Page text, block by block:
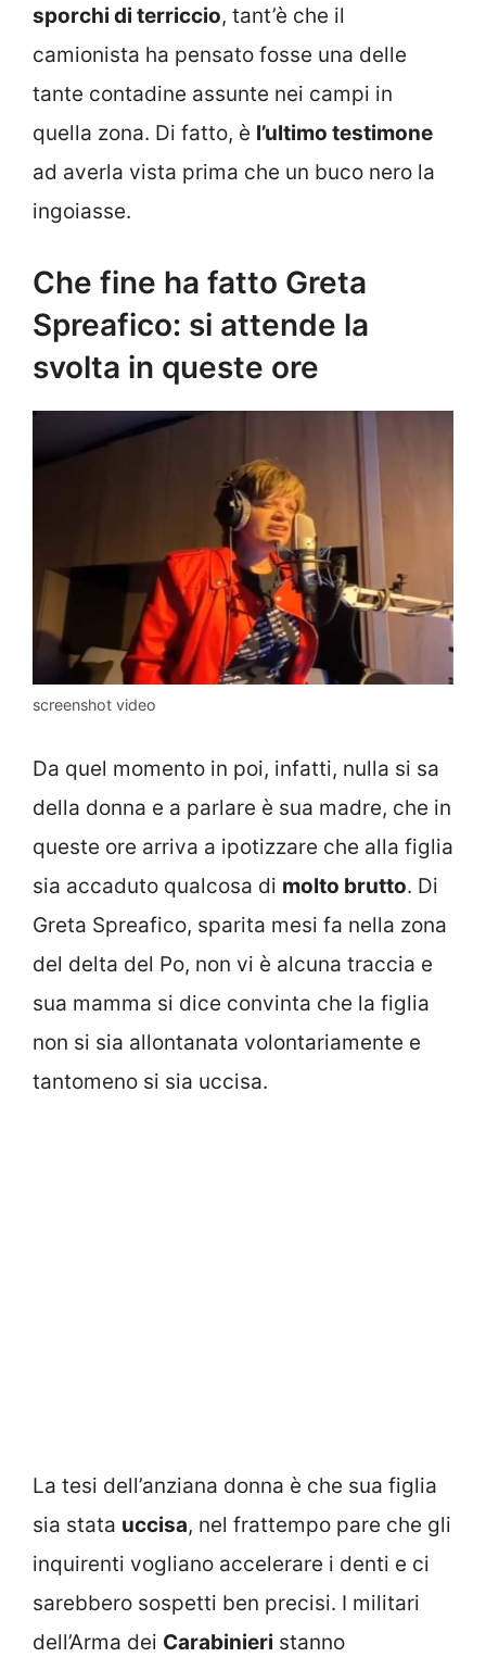
sporchi di terriccio, tant’è che il
camionista ha pensato fosse una delle
tante contadine assunte nei campi in
quella zona. Di fatto, è l’ultimo testimone
ad averla vista prima che un buco nero la
ingoiasse.
Che fine ha fatto Greta
Spreafico: si attende la
svolta in queste ore
screenshot video
Da quel momento in poi, infatti, nulla si sa
della donna e a parlare è sua madre, che in
queste ore arriva a ipotizzare che alla figlia
sia accaduto qualcosa di molto brutto. Di
Greta Spreafico, sparita mesi fa nella zona
del delta del Po, non vi è alcuna traccia e
sua mamma si dice convinta che la figlia
non si sia allontanata volontariamente e
tantomeno si sia uccisa.
La tesi dell’anziana donna è che sua figlia
sia stata uccisa, nel frattempo pare che gli
inquirenti vogliano accelerare i denti e ci
sarebbero sospetti ben precisi. I militari
dell’Arma dei Carabinieri stanno